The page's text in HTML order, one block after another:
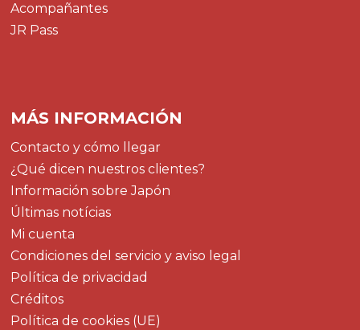
Acompañantes
JR Pass
MÁS INFORMACIÓN
Contacto y cómo llegar
¿Qué dicen nuestros clientes?
Información sobre Japón
Últimas notícias
Mi cuenta
Condiciones del servicio y aviso legal
Política de privacidad
Créditos
Política de cookies (UE)